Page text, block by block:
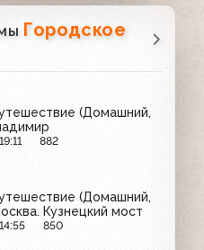
Городское
(Домашний,
882
(Домашний,
Кузнецкий мост
850